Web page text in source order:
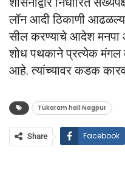
लॉन आदी ठिकाणी
सील करण्याचे आदेश मनपा
शोध पथकाने प्रत्येक मंगल
आहे. त्यांच्यावर कडक
Tukaram hall Nagpur
Share Facebook